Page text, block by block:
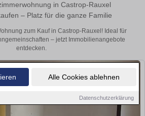
Alle Cookies ablehnen
Datenschutzerklärung
in Castrop-Rauxel
– Platz für die ganze Familie
zum Kauf in Castrop-Rauxel! Ideal für
– jetzt Immobilienangebote
entdecken.